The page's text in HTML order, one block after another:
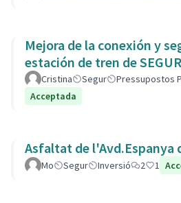
Mejora de la conexión y
estación de
Cristina Segur Pressupostos
Acceptada
Asfaltat de l'Avd.Espanya
Mo Segur Inversió 2 1